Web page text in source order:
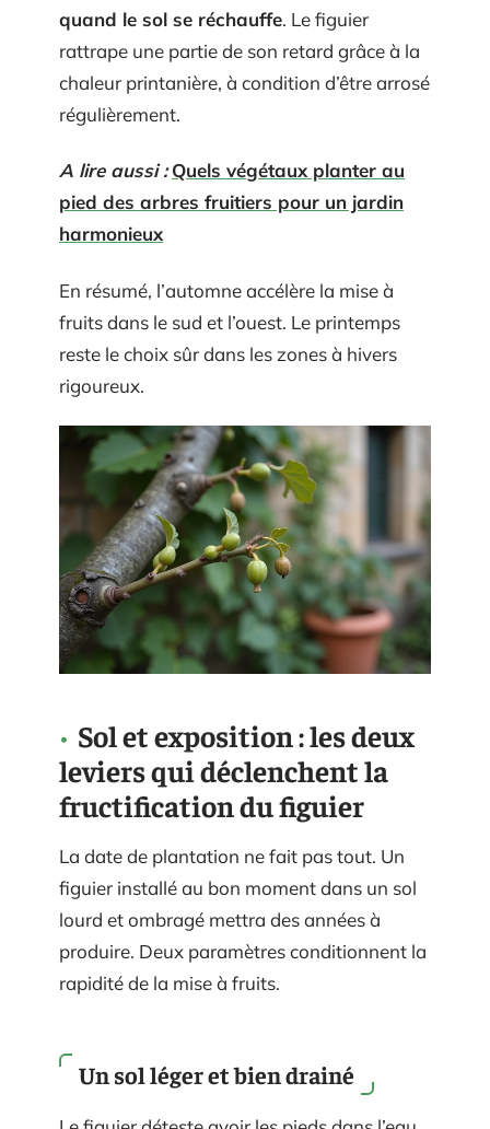
quand le sol se réchauffe. Le figuier
rattrape une partie de son retard grâce à la
chaleur printanière, à condition d’être arrosé
régulièrement.
A lire aussi : Quels végétaux planter au
pied des arbres fruitiers pour un jardin
harmonieux
En résumé, l’automne accélère la mise à
fruits dans le sud et l’ouest. Le printemps
reste le choix sûr dans les zones à hivers
rigoureux.
Sol et exposition : les deux
leviers qui déclenchent la
fructification du figuier
La date de plantation ne fait pas tout. Un
figuier installé au bon moment dans un sol
lourd et ombragé mettra des années à
produire. Deux paramètres conditionnent la
rapidité de la mise à fruits.
Un sol léger et bien drainé